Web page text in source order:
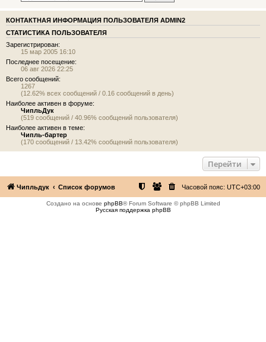
КОНТАКТНАЯ ИНФОРМАЦИЯ ПОЛЬЗОВАТЕЛЯ ADMIN2
СТАТИСТИКА ПОЛЬЗОВАТЕЛЯ
Зарегистрирован:
15 мар 2005 16:10
Последнее посещение:
06 авг 2026 22:25
Всего сообщений:
1267
(12.62% всех сообщений / 0.16 сообщений в день)
Наиболее активен в форуме:
ЧипльДук
(519 сообщений / 40.96% сообщений пользователя)
Наиболее активен в теме:
Чипль-бартер
(170 сообщений / 13.42% сообщений пользователя)
Перейти
Чипльдук Список форумов Часовой пояс: UTC+03:00
Создано на основе phpBB® Forum Software © phpBB Limited
Русская поддержка phpBB